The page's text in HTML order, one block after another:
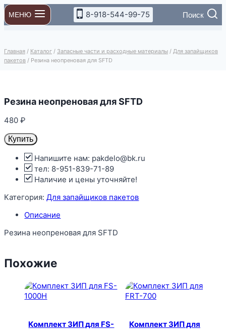
Перейти
к
содержимому
МЕНЮ 8-918-544-99-75 Поиск
Главная / Каталог / Запасные части и расходные материалы / Для запайщиков
пакетов / Резина неопреновая для SFTD
Резина неопреновая для SFTD
480₽
Купить
Напишите нам: pakdelo@bk.ru
тел: 8-951-839-71-89
Наличие и цены уточняйте!
Категория:Для запайщиков пакетов
Описание
Резина неопреновая для SFTD
Похожие
Комплект ЗИП для FS-
Комплект ЗИП для